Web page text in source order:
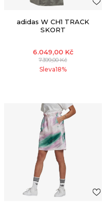
adidas W CH1 TRACK
SKORT
6.049,00 Kč
7.399,00Kč
Sleva18%